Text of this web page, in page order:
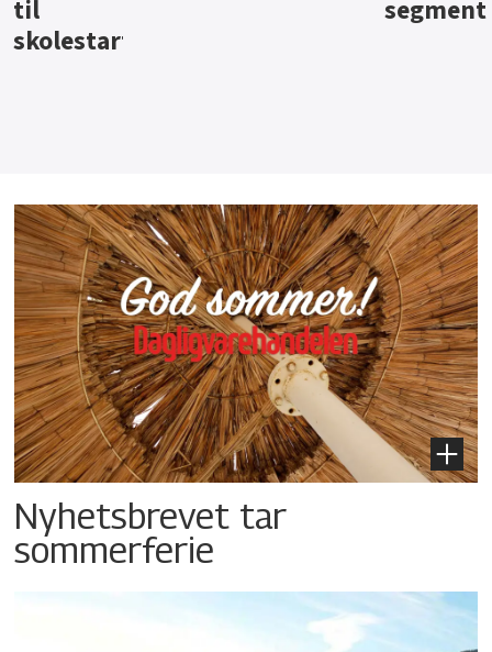
Nyhetsbrevet tar
sommerferie